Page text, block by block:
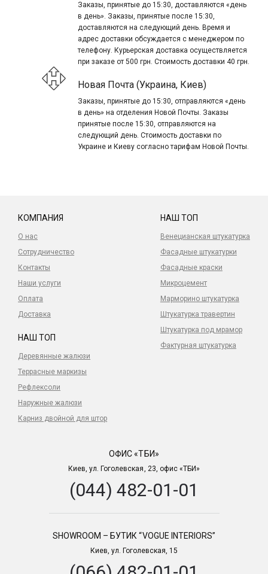
Заказы, принятые до 15:30, доставляются «день
в день». Заказы, принятые после 15:30,
доставляются на следующий день. Время и
адрес доставки обсуждается с менеджером по
телефону. Курьерская доставка осуществляется
при заказе от 500 грн. Стоимость доставки 40 грн.
Новая Почта (Украина, Киев)
Заказы, принятые до 15:30, отправляются «день
в день» на отделения Новой Почты. Заказы
принятые после 15:30, отправляются на
следующий день. Стоимость доставки по
Украине и Киеву согласно тарифам Новой Почты.
КОМПАНИЯ
О нас
Сотрудничество
Контакты
Наши услуги
Оплата
Доставка
НАШ ТОП
Венецианская штукатурка
Фасадные штукатурки
Фасадные краски
Микроцемент
Марморино штукатурка
Штукатурка травертин
Штукатурка под мрамор
Фактурная штукатурка
НАШ ТОП
Деревянные жалюзи
Террасные маркизы
Рефлексоли
Наружные жалюзи
Карниз двойной для штор
ОФИС «ТБИ»
Киев, ул. Гоголевская, 23, офис «ТБИ»
(044) 482-01-01
SHOWROOM – БУТИК “VOGUE INTERIORS”
Киев, ул. Гоголевская, 15